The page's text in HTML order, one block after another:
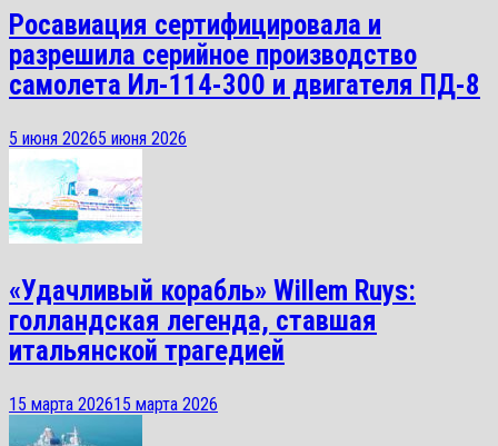
Росавиация сертифицировала и
разрешила серийное производство
самолета Ил-114-300 и двигателя ПД-8
5 июня 20265 июня 2026
«Удачливый корабль» Willem Ruys:
голландская легенда, ставшая
итальянской трагедией
15 марта 202615 марта 2026